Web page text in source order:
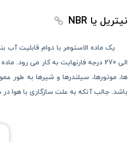
نیتریل یا NBR
الی 270 درجه فارنهایت به کار می
ها، موتورها، سیلندرها و شیرها به طور
باشد. جالب آنکه به علت سازگاری با هوا در